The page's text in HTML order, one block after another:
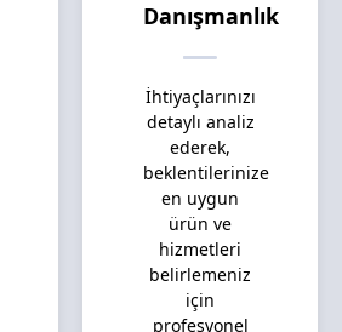
Danışmanlık
İhtiyaçlarınızı
detaylı analiz
ederek,
beklentilerinize
en uygun
ürün ve
hizmetleri
belirlemeniz
için
profesyonel